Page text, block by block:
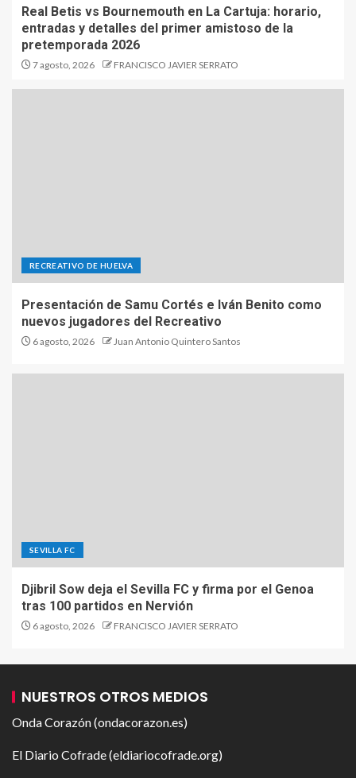
Real Betis vs Bournemouth en La Cartuja: horario,
entradas y detalles del primer amistoso de la
pretemporada 2026
7 agosto, 2026 FRANCISCO JAVIER SERRATO
RECREATIVO DE HUELVA
Presentación de Samu Cortés e Iván Benito como
nuevos jugadores del Recreativo
6 agosto, 2026 Juan Antonio Quintero Santos
SEVILLA FC
Djibril Sow deja el Sevilla FC y firma por el Genoa
tras 100 partidos en Nervión
6 agosto, 2026 FRANCISCO JAVIER SERRATO
NUESTROS OTROS MEDIOS
Onda Corazón (ondacorazon.es)
El Diario Cofrade (eldiariocofrade.org)